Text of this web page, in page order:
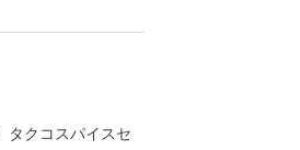
タクコスパイスセ